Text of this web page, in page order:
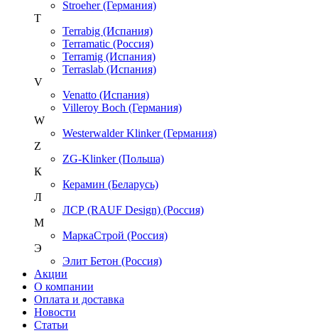
Stroeher (Германия)
T
Terrabig (Испания)
Terramatic (Россия)
Terramig (Испания)
Terraslab (Испания)
V
Venatto (Испания)
Villeroy Boch (Германия)
W
Westerwalder Klinker (Германия)
Z
ZG-Klinker (Польша)
К
Керамин (Беларусь)
Л
ЛСР (RAUF Design) (Россия)
М
МаркаСтрой (Россия)
Э
Элит Бетон (Россия)
Акции
О компании
Оплата и доставка
Новости
Статьи